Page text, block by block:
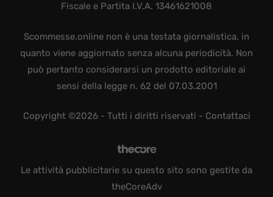
Fiscale e Partita I.V.A. 13461621008
Scommesse.online non è una testata giornalistica, in
quanto viene aggiornato senza alcuna periodicità. Non
può pertanto considerarsi un prodotto editoriale ai
sensi della legge n. 62 del 07.03.2001
Copyright ©2026 - Tutti i diritti riservati - Contattaci
Le attività pubblicitarie su questo sito sono gestite da
theCoreAdv